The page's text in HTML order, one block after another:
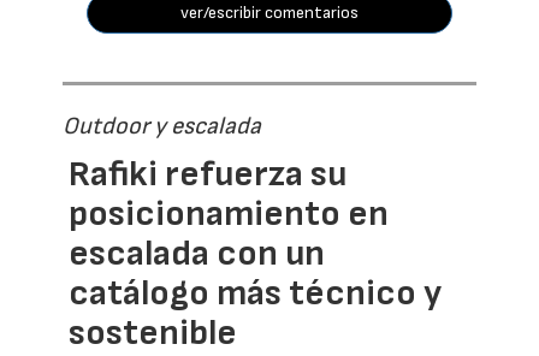
ver/escribir comentarios
Outdoor y escalada
Rafiki refuerza su
posicionamiento en
escalada con un
catálogo más técnico y
sostenible